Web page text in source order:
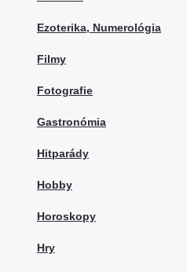
Ezoterika, Numerológia
Filmy
Fotografie
Gastronómia
Hitparády
Hobby
Horoskopy
Hry